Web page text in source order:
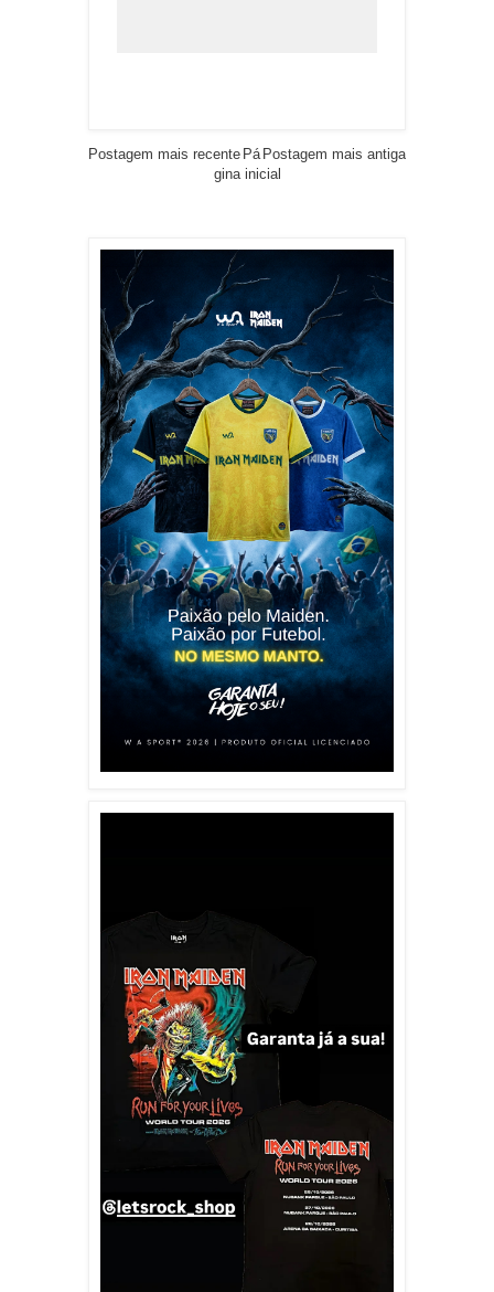
Postagem mais recente Postagem mais antiga
Pá
gina inicial